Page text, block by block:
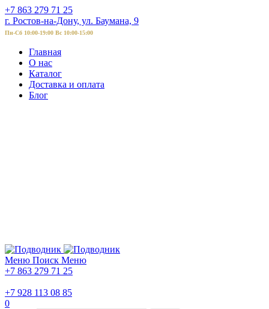
+7 863 279 71 25
г. Ростов-на-Дону, ул. Баумана, 9
Пн-Сб 10:00-19:00 Вс 10:00-15:00
Главная
О нас
Каталог
Доставка и оплата
Блог
Меню Поиск Меню
+7 863 279 71 25
+7 928 113 08 85
0